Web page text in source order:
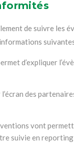
de suivre les
d’expliquer
des
vont
suivie en